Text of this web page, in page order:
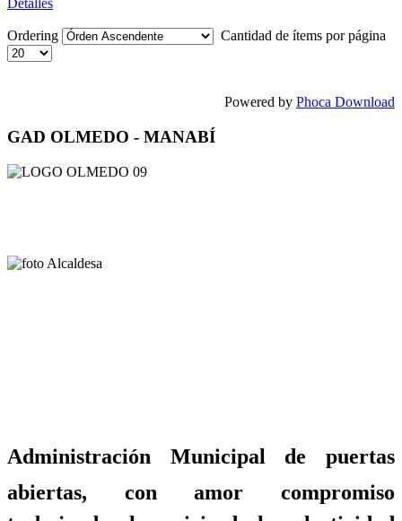
Detalles
Ordering Cantidad de ítems por página
Powered by Phoca Download
GAD OLMEDO - MANABÍ
Administración Municipal de puertas
abiertas, con amor compromiso